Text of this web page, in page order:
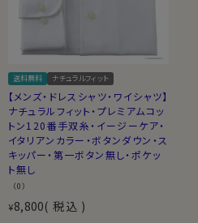
送料無料 ナチュラルフィット
【メンズ・ドレスシャツ・ワイシャツ】
ナチュラルフィット・プレミアムコッ
トン120番手双糸・イージーケア・
イタリアンカラー・ボタンダウン・ス
キッパー・第一ボタン無し・ポケッ
ト無し
（0）
¥8,800 税込